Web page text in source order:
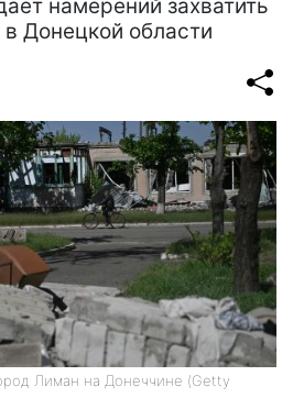
намерений захватить
Донецкой области
Лиман на Донеччине (Getty